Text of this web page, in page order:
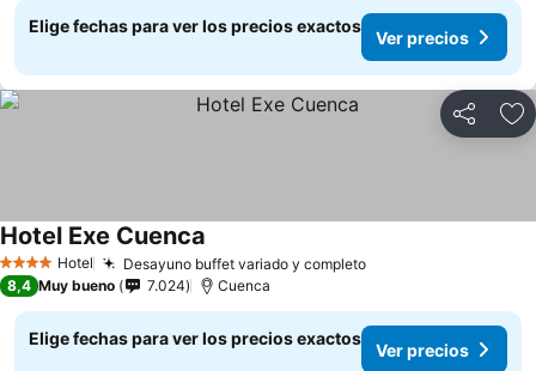
Elige fechas para ver los precios exactos
Ver precios
Compartir
4 EstrellasHotel Desayuno buffet variado y completoVer precios
Hotel Exe Cuenca
8,4 Muy bueno 7.024 Cuenca
Elige fechas para ver los precios exactos
Ver precios